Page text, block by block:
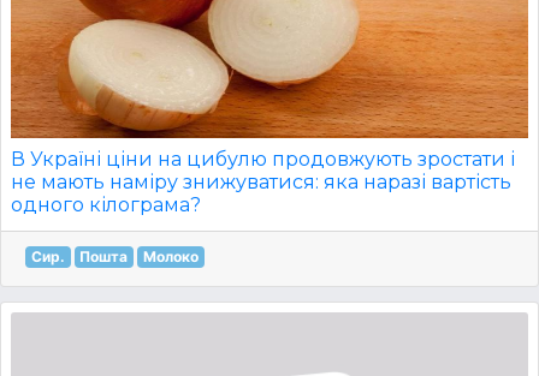
В Україні ціни на цибулю продовжують зростати і
не мають наміру знижуватися: яка наразі вартість
одного кілограма?
Сир. Пошта Молоко